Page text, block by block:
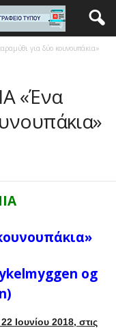
για δύο κουνουπάκια»
«Ένα
og
)
Ιουνίου 2018, στις